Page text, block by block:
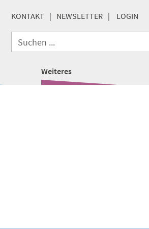
KONTAKT NEWSLETTER LOGIN
Weiteres